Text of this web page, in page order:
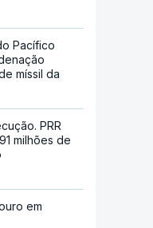
Pacífico
míssil da
PRR
milhões de
em